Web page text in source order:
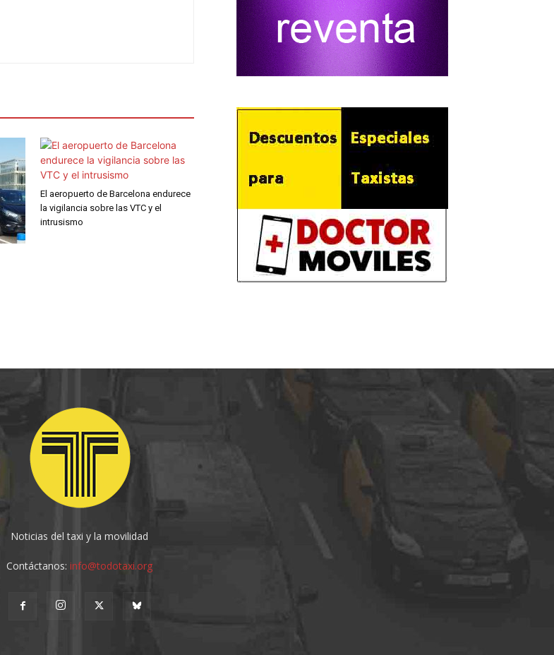
El aeropuerto de Barcelona endurece
la vigilancia sobre las VTC y el
intrusismo
Noticias del taxi y la movilidad
Contáctanos:info@todotaxi.org